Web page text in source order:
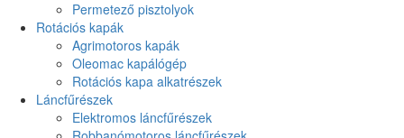
Permetező pisztolyok
Rotációs kapák
Agrimotoros kapák
Oleomac kapálógép
Rotációs kapa alkatrészek
Láncfűrészek
Elektromos láncfűrészek